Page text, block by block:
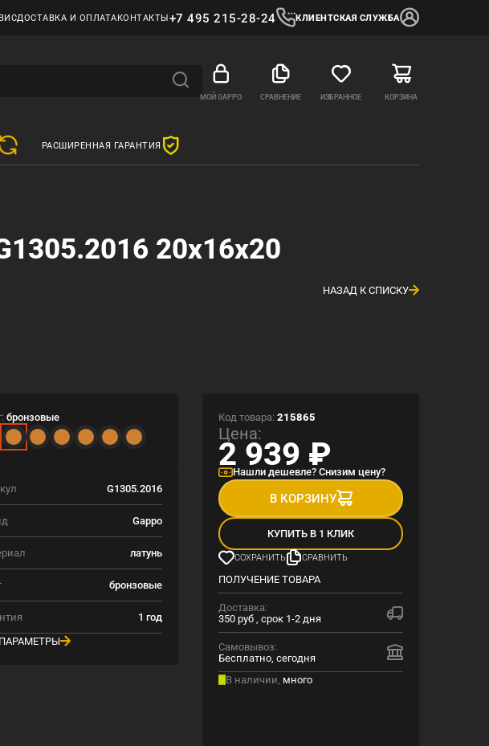
ДОСТАВКА И ОПЛАТАКОНТАКТЫ+7 495 215-28-24 КЛИЕНТСКАЯ СЛУЖБА
МОЙ GAPPO СРАВНЕНИЕ ИЗБРАННОЕ КОРЗИНА
РАСШИРЕННАЯ ГАРАНТИЯ
20х16х20
НАЗАД К СПИСКУ
бронзовые
G1305.2016
Gappo
латунь
бронзовые
1 год
Код товара: 215865
Цена:
2 939 ₽
Нашли дешевле? Снизим цену?
В КОРЗИНУ
КУПИТЬ В 1 КЛИК
СОХРАНИТЬ СРАВНИТЬ
ПОЛУЧЕНИЕ ТОВАРА
Доставка:
350 руб , срок 1-2 дня
Самовывоз:
Бесплатно, сегодня
В наличии, много